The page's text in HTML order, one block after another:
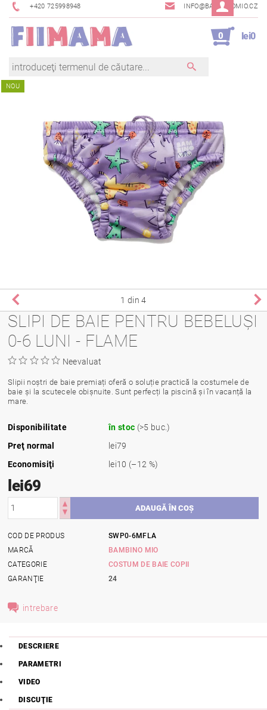
+420 725998948 INFO@BAMBINOMIO.CZ
0 lei0
NOU
1 din 4
SLIPI DE BAIE PENTRU BEBELUȘI
0-6 LUNI - FLAME
Neevaluat
Slipii noștri de baie premiați oferă o soluție practică la costumele de
baie și la scutecele obișnuite. Sunt perfecți la piscină și în vacanță la
mare.
Disponibilitate în stoc (>5 buc.)
Preţ normal
lei79
Economisiţi
lei10 (–12 %)
lei69
COD DE PRODUS
SWP0-6MFLA
MARCĂ
BAMBINO MIO
CATEGORIE
COSTUM DE BAIE COPII
GARANŢIE
24
intrebare
DESCRIERE
PARAMETRI
VIDEO
DISCUŢIE